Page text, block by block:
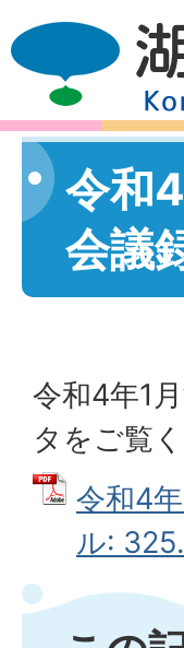
令和
会議
令和4年1
タをご覧
令和4
ル: